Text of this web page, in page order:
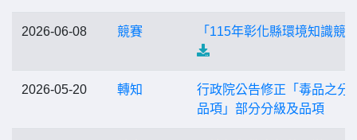
2026-06-08 競賽 「115年彰化縣環境知識競
2026-05-20 轉知
行政院公告修正「毒品之分
品項」部分分級及品項